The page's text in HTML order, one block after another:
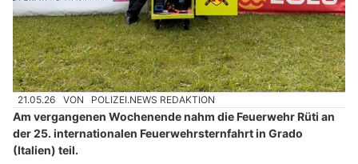
21.05.26 VON POLIZEI.NEWS REDAKTION
Am vergangenen Wochenende nahm die Feuerwehr Rüti an
der 25. internationalen Feuerwehrsternfahrt in Grado
(Italien) teil.